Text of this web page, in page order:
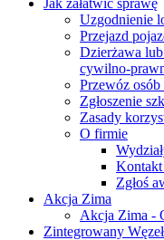
Uzgodnienie
Przejazd
Dzierżawa
cywilno-
Przewóz
Zgłoszenie
Zasady
O firmie
Kontakt
Zgłoś
Akcja Zima
Akcja Zima -
Zintegrowany